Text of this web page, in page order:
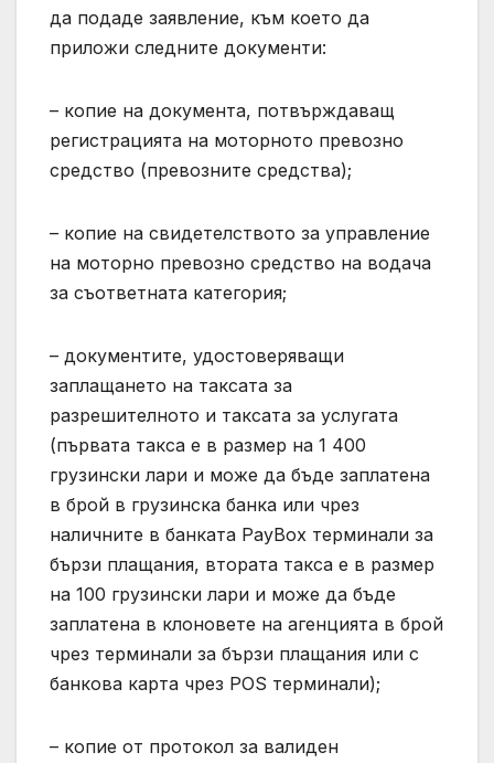
да подаде заявление, към което да
приложи следните документи:
– копие на документа, потвърждаващ
регистрацията на моторното превозно
средство (превозните средства);
– копие на свидетелството за управление
на моторно превозно средство на водача
за съответната категория;
– документите, удостоверяващи
заплащането на таксата за
разрешителното и таксата за услугата
(първата такса е в размер на 1 400
грузински лари и може да бъде заплатена
в брой в грузинска банка или чрез
наличните в банката PayBox терминали за
бързи плащания, втората такса е в размер
на 100 грузински лари и може да бъде
заплатена в клоновете на агенцията в брой
чрез терминали за бързи плащания или с
банкова карта чрез POS терминали);
– копие от протокол за валиден